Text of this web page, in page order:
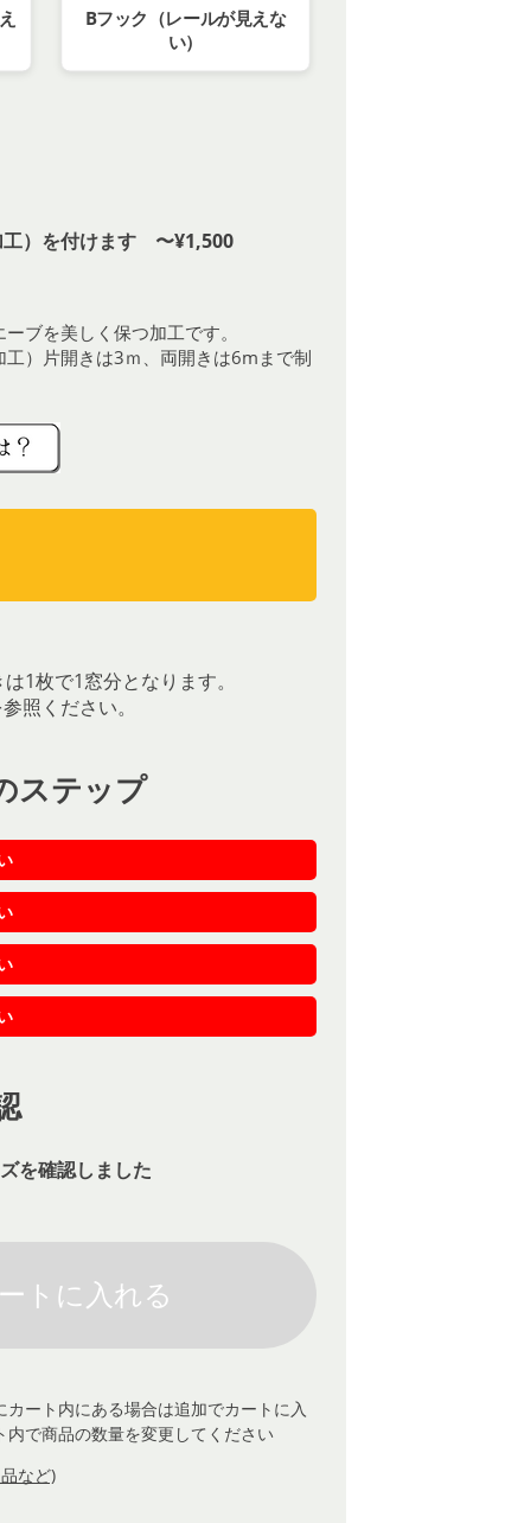
Bフック（レールが見えな
い）
工）を付けます 〜¥1,500
ブを美しく保つ加工です。
）片開きは3ｍ、両開きは6mまで制
1枚で1窓分となります。
照ください。
ステップ
を確認しました
ート内にある場合は追加でカートに入
で商品の数量を変更してください
など)